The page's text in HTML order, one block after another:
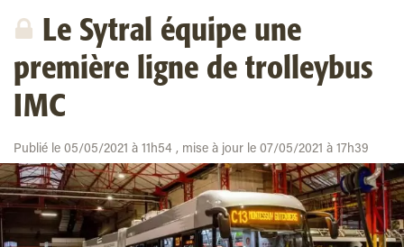
Le Sytral équipe une
première ligne de trolleybus
IMC
Publié le 05/05/2021 à 11h54 , mise à jour le 07/05/2021 à 17h39